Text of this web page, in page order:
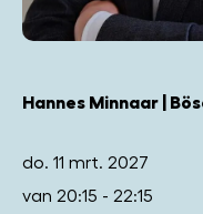
Hannes Minnaar |
do. 11 mrt. 2027
van 20:15 - 22:15